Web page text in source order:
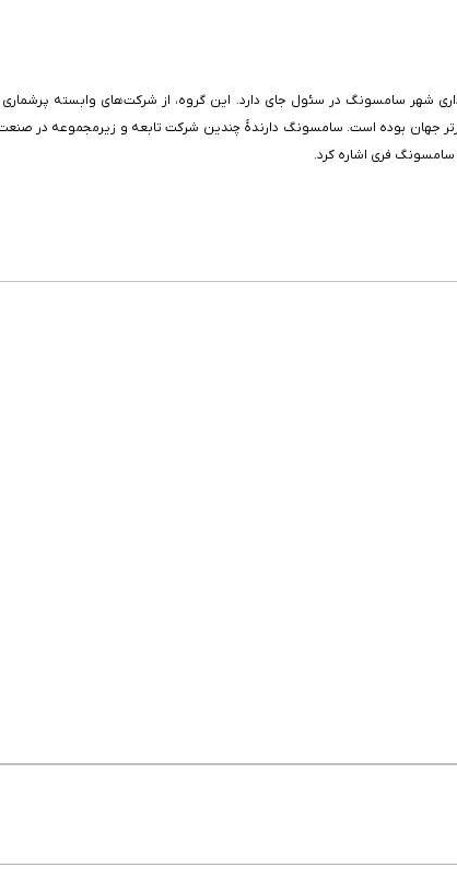
شهر سامسونگ در سئول جای دارد. این گروه، از شرکت‌های وابسته
است. از سال ۲۰۲۴، سامسونگ پنجمین برند برتر جهان بوده است. سامسونگ دارندهٔ چندین
فری اشاره کرد.